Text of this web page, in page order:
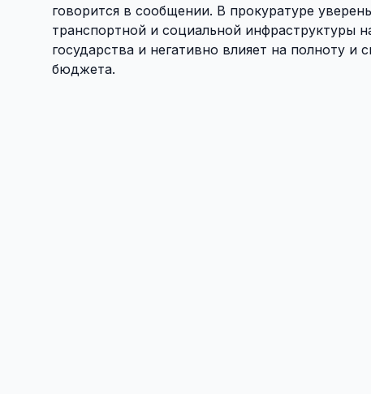
говорится в сообщении. В прокуратуре
транспортной и социальной инфраструктуры
государства и негативно влияет на полноту
бюджета.